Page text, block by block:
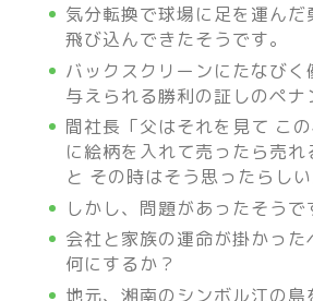
気分転換で球場に足を運んだ
飛び込んできたそうです。
バックスクリーンにたなびく
与えられる勝利の証しのペナ
間社長「父はそれを見て こ
に絵柄を入れて売ったら売
と その時はそう思ったらしい
しかし、問題があったそうで
会社と家族の運命が掛かった
何にするか？
地元、湘南のシンボル江の島